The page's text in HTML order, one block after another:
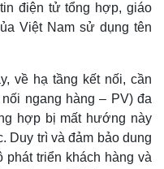
điện tử tổng hợp, giáo
Việt Nam sử dụng tên
về hạ tầng kết nối, cần
ngang hàng – PV) đa
hợp bị mất hướng này
Duy trì và đảm bảo dung
triển khách hàng và